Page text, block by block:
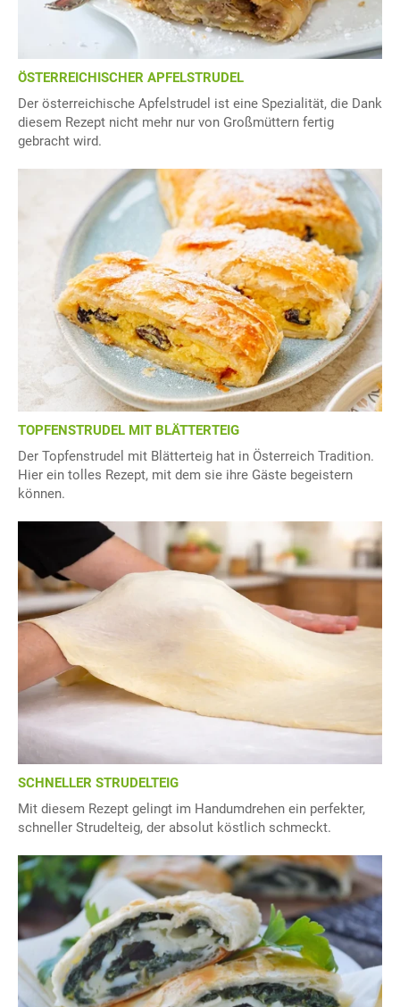
ÖSTERREICHISCHER APFELSTRUDEL
Der österreichische Apfelstrudel ist eine Spezialität, die Dank
diesem Rezept nicht mehr nur von Großmüttern fertig
gebracht wird.
TOPFENSTRUDEL MIT BLÄTTERTEIG
Der Topfenstrudel mit Blätterteig hat in Österreich Tradition.
Hier ein tolles Rezept, mit dem sie ihre Gäste begeistern
können.
SCHNELLER STRUDELTEIG
Mit diesem Rezept gelingt im Handumdrehen ein perfekter,
schneller Strudelteig, der absolut köstlich schmeckt.